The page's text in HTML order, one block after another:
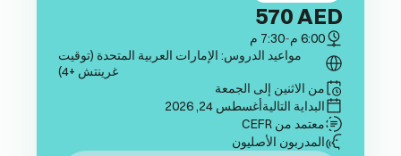
570AED
6:00 م -7:30 م
مواعيد الدروس: الإمارات العربية المتحدة (توقيت
غرينتش +4)
من الاثنين إلى الجمعة
البداية التاليةأغسطس 24, 2026
معتمد من CEFR
المدربون الأصليون